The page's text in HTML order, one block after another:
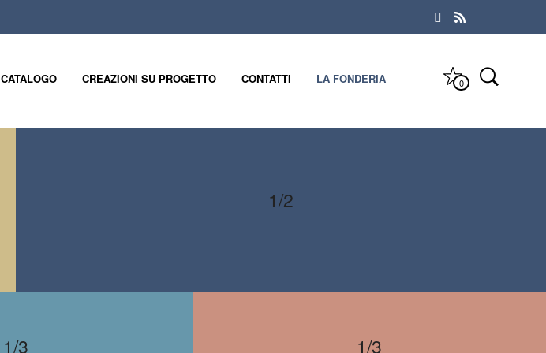
CATALOGO CREAZIONI SU PROGETTO CONTATTI LA FONDERIA 0
1/2
1/3 1/3